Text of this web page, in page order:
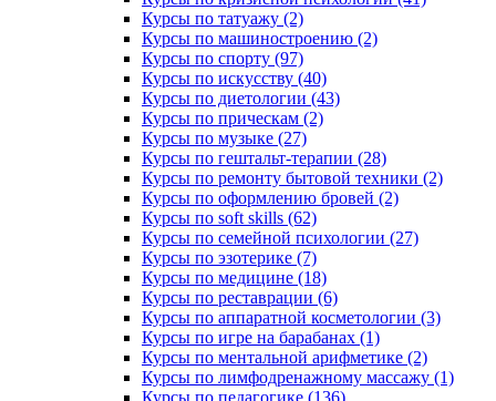
Курсы по татуажу (2)
Курсы по машиностроению (2)
Курсы по спорту (97)
Курсы по искусству (40)
Курсы по диетологии (43)
Курсы по прическам (2)
Курсы по музыке (27)
Курсы по гештальт-терапии (28)
Курсы по ремонту бытовой техники (2)
Курсы по оформлению бровей (2)
Курсы по soft skills (62)
Курсы по семейной психологии (27)
Курсы по эзотерике (7)
Курсы по медицине (18)
Курсы по реставрации (6)
Курсы по аппаратной косметологии (3)
Курсы по игре на барабанах (1)
Курсы по ментальной арифметике (2)
Курсы по лимфодренажному массажу (1)